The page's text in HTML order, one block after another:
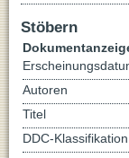
Stöbern
Autoren
Titel
DDC-Klassifikation